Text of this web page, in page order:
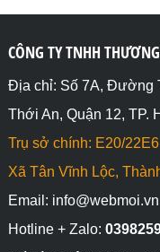
CÔNG TY TNHH
Địa chỉ: Số 7A, Đường
Thới An, Quận 12, TP.
Trụ sở chính: E20/
Xã Tân Vĩnh Lộc,
Email:
Hotline + Zalo: